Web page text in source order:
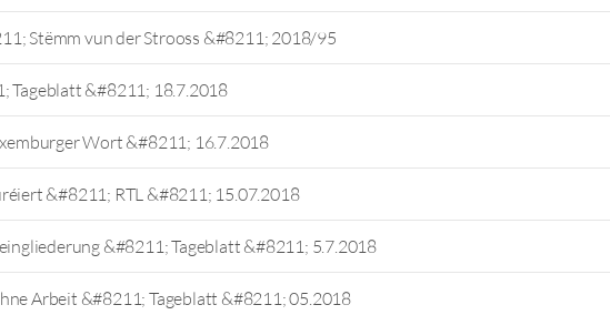
Stëmm vun der Strooss &#8211; 2018/95
Tageblatt &#8211; 18.7.2018
Wort &#8211; 16.7.2018
&#8211; RTL &#8211; 15.07.2018
&#8211; Tageblatt &#8211; 5.7.2018
Arbeit &#8211; Tageblatt &#8211; 05.2018